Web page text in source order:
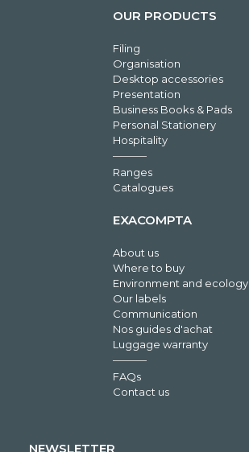
OUR PRODUCTS
Filing
Organisation
Desktop accessories
Presentation
Business Books & Pads
Personal Stationery
Hospitality
Ranges
Catalogues
EXACOMPTA
About us
Where to buy
Environment and ecology
Our labels
Communication
Nos guides d'achat
Luggage warranty
FAQs
Contact us
NEWSLETTER